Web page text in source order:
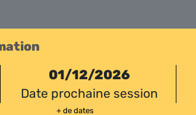
01/12/2026
Date prochaine session
+ de dates